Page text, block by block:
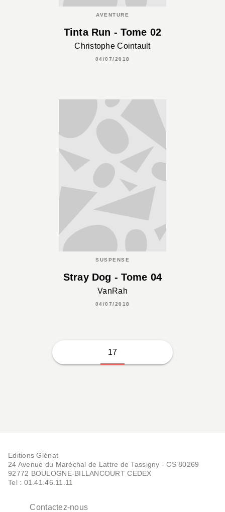
AVENTURE
Tinta Run - Tome 02
Christophe Cointault
04/07/2018
SUSPENSE
Stray Dog - Tome 04
VanRah
04/07/2018
17
Editions Glénat
24 Avenue du Maréchal de Lattre de Tassigny - CS 80269
92772 BOULOGNE-BILLANCOURT CEDEX
Tel : 01.41.46.11.11
Contactez-nous